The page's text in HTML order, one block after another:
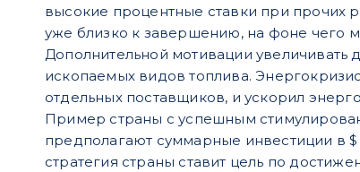
высокие процентные ставки при прочих
уже близко к завершению, на фоне чего
Дополнительной мотивации
ископаемых видов топлива.
отдельных поставщиков, и ускорил
Пример страны с успешным
предполагают суммарные инвестиции в $
стратегия страны ставит цель по